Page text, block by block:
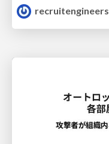
recruitengineers